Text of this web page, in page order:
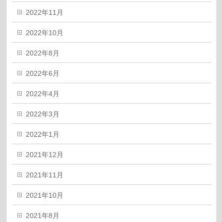
2022年11月
2022年10月
2022年8月
2022年6月
2022年4月
2022年3月
2022年1月
2021年12月
2021年11月
2021年10月
2021年8月